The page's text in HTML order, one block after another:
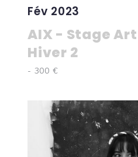
Fév 2023
AIX - Stage
Hiver 2
- 300 €